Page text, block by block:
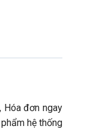
Hóa đơn ngay
hệ thống